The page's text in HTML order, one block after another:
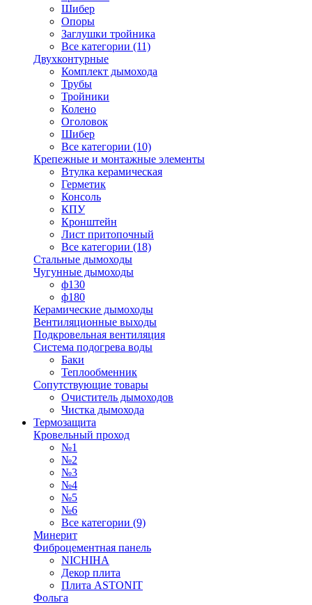
Шибер
Опоры
Заглушки тройника
Все категории (11)
Двухконтурные
Комплект дымохода
Трубы
Тройники
Колено
Оголовок
Шибер
Все категории (10)
Крепежные и монтажные элементы
Втулка керамическая
Герметик
Консоль
КПУ
Кронштейн
Лист притопочный
Все категории (18)
Стальные дымоходы
Чугунные дымоходы
ф130
ф180
Керамические дымоходы
Вентиляционные выходы
Подкровельная вентиляция
Система подогрева воды
Баки
Теплообменник
Сопутствующие товары
Очиститель дымоходов
Чистка дымохода
Термозащита
Кровельный проход
№1
№2
№3
№4
№5
№6
Все категории (9)
Минерит
Фиброцементная панель
NICHIHA
Декор плита
Плита ASTONIT
Фольга